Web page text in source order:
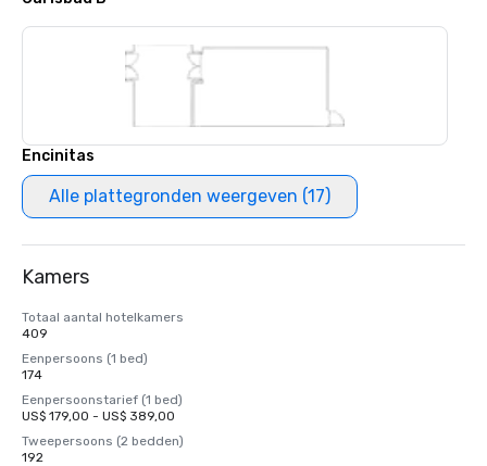
Encinitas
Alle plattegronden weergeven (17)
Kamers
Totaal aantal hotelkamers
409
Eenpersoons (1 bed)
174
Eenpersoonstarief (1 bed)
US$ 179,00 - US$ 389,00
Tweepersoons (2 bedden)
192